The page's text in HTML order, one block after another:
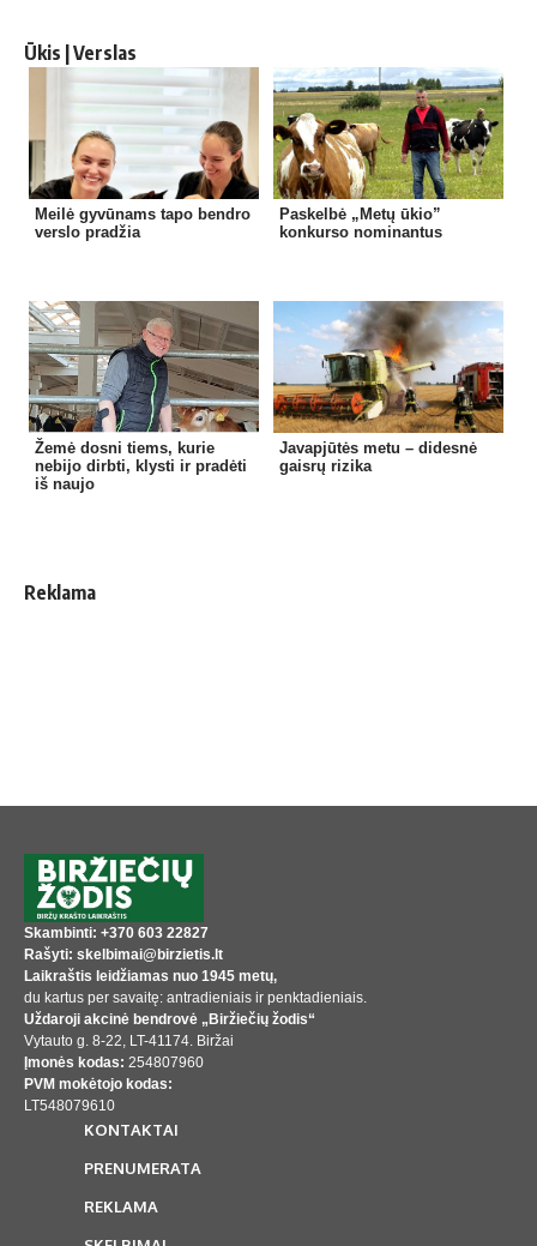
Ūkis | Verslas
Meilė gyvūnams tapo bendro
verslo pradžia
Paskelbė „Metų ūkio”
konkurso nominantus
Žemė dosni tiems, kurie
nebijo dirbti, klysti ir pradėti
iš naujo
Javapjūtės metu – didesnė
gaisrų rizika
Reklama
Skambinti: +370 603 22827
Rašyti: skelbimai@birzietis.lt
Laikraštis leidžiamas nuo 1945 metų,
du kartus per savaitę: antradieniais ir penktadieniais.
Uždaroji akcinė bendrovė „Biržiečių žodis“
Vytauto g. 8-22, LT-41174. Biržai
Įmonės kodas: 254807960
PVM mokėtojo kodas:
LT548079610
KONTAKTAI
PRENUMERATA
REKLAMA